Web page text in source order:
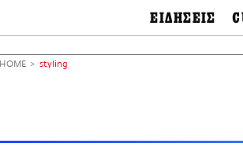
NEWSLETTER
ΕΙΔΗΣΕΙΣ
&
HOME styling